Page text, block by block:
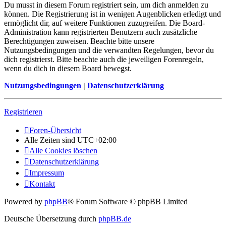
Du musst in diesem Forum registriert sein, um dich anmelden zu
können. Die Registrierung ist in wenigen Augenblicken erledigt und
ermöglicht dir, auf weitere Funktionen zuzugreifen. Die Board-
Administration kann registrierten Benutzern auch zusätzliche
Berechtigungen zuweisen. Beachte bitte unsere
Nutzungsbedingungen und die verwandten Regelungen, bevor du
dich registrierst. Bitte beachte auch die jeweiligen Forenregeln,
wenn du dich in diesem Board bewegst.
Nutzungsbedingungen | Datenschutzerklärung
Registrieren
Foren-Übersicht
Alle Zeiten sind UTC+02:00
Alle Cookies löschen
Datenschutzerklärung
Impressum
Kontakt
Powered by phpBB® Forum Software © phpBB Limited
Deutsche Übersetzung durch phpBB.de